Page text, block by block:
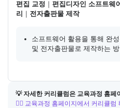
편집 교정 편집디자인 소프트웨
리
전자출판물 제작
소프트웨어 활용을 통해 완
및 전자출판물로 제작하는
💡 자세한 커리큘럼은 교육과정 홈페
👉🏻 교육과정 홈페이지에서 커리큘럼